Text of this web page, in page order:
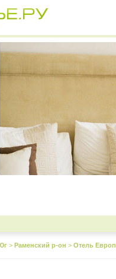
> Раменский р-он > Отель